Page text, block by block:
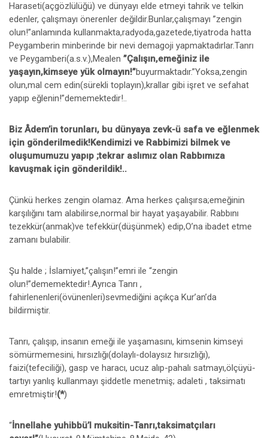
Haraseti(açgözlülüğü) ve dünyayı elde etmeyi tahrik ve telkin
edenler, çalışmayı önerenler değildir.Bunlar,çalışmayı ”zengin
olun!”anlamında kullanmakta,radyoda,gazetede,tiyatroda hatta
Peygamberin minberinde bir nevi demagoji yapmaktadırlar.Tanrı
ve Peygamberi(a.s.v.),Mealen ”Çalışın,emeğiniz ile
yaşayın,kimseye yük olmayın!”buyurmaktadır.”Yoksa,zengin
olun,mal cem edin(sürekli toplayın),krallar gibi işret ve sefahat
yapıp eğlenin!”dememektedir!..
Biz Âdem’in torunları, bu dünyaya zevk-ü safa ve eğlenmek
için gönderilmedik!Kendimizi ve Rabbimizi bilmek ve
oluşumumuzu yapıp ;tekrar aslımız olan Rabbımıza
kavuşmak için gönderildik!..
Çünkü herkes zengin olamaz. Ama herkes çalışırsa;emeğinin
karşılığını tam alabilirse,normal bir hayat yaşayabilir. Rabbını
tezekkür(anmak)ve tefekkür(düşünmek) edip,O’na ibadet etme
zamanı bulabilir.
Şu halde ; İslamiyet,”çalışın!”emri ile “zengin
olun!”dememektedir!.Ayrıca Tanrı ,
fahirlenenleri(övünenleri)sevmediğini açıkça Kur’an’da
bildirmiştir.
Tanrı, çalışıp, insanın emeği ile yaşamasını, kimsenin kimseyi
sömürmemesini, hırsızlığı(dolaylı-dolaysız hırsızlığı),
faizi(tefeciliği), gasp ve haracı, ucuz alıp-pahalı satmayı,ölçüyü-
tartıyı yanlış kullanmayı şiddetle menetmiş; adaleti , taksimatı
emretmiştir!(*)
“İnnellahe yuhibbü’l muksitin-Tanrı,taksimatçıları